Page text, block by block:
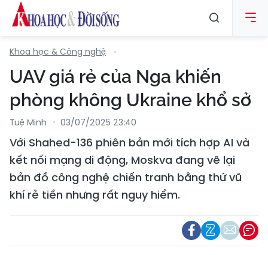
Khoa học & Công nghệ
UAV giá rẻ của Nga khiến
phòng không Ukraine khổ sở
Tuệ Minh 03/07/2025 23:40
Với Shahed-136 phiên bản mới tích hợp AI và
kết nối mạng di động, Moskva đang vẽ lại
bản đồ công nghệ chiến tranh bằng thứ vũ
khí rẻ tiền nhưng rất nguy hiểm.